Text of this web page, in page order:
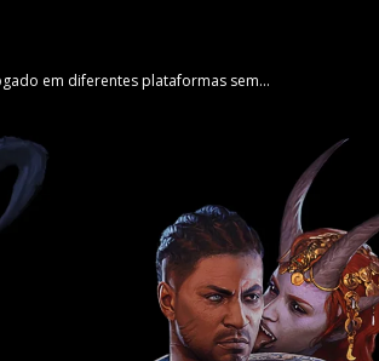
em diferentes plataformas sem...